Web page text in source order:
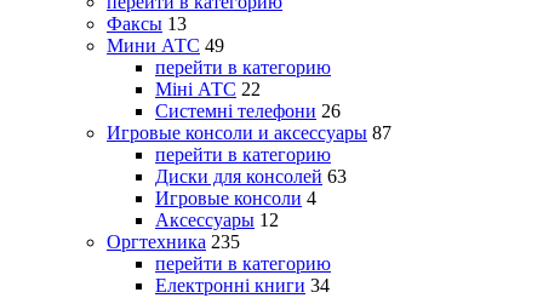
Факсы 13
Мини АТС 49
перейти в категорию
Міні АТС 22
Системні телефони 26
Игровые консоли и аксессуары 87
перейти в категорию
Диски для консолей 63
Игровые консоли 4
Аксессуары 12
Оргтехника 235
перейти в категорию
Електронні книги 34